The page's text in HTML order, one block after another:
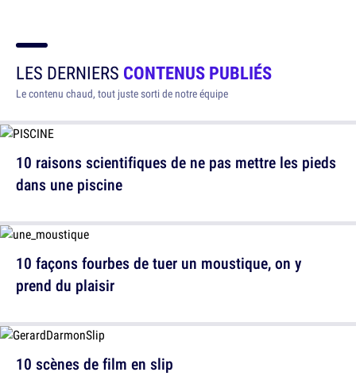
LES DERNIERS CONTENUS PUBLIÉS
Le contenu chaud, tout juste sorti de notre équipe
10 raisons scientifiques de ne pas mettre les pieds
dans une piscine
10 scènes de film en slip
10 façons fourbes de tuer un moustique, on y
prend du plaisir